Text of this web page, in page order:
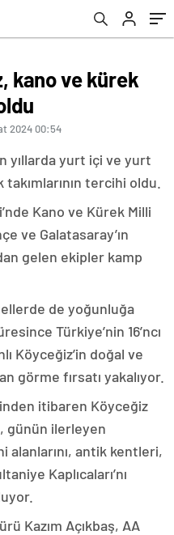
kano ve kürek
2024 00:54
yıllarda yurt içi ve yurt
tercihi oldu.
Kano ve Kürek Milli
ve Galatasaray’ın
gelen ekipler kamp
de yoğunluğa
Türkiye’nin 16’ncı
Köyceğiz’in doğal ve
görme fırsatı yakalıyor.
itibaren Köyceğiz
günün ilerleyen
antik kentleri,
Kaplıcaları’nı
Kazım Açıkbaş, AA